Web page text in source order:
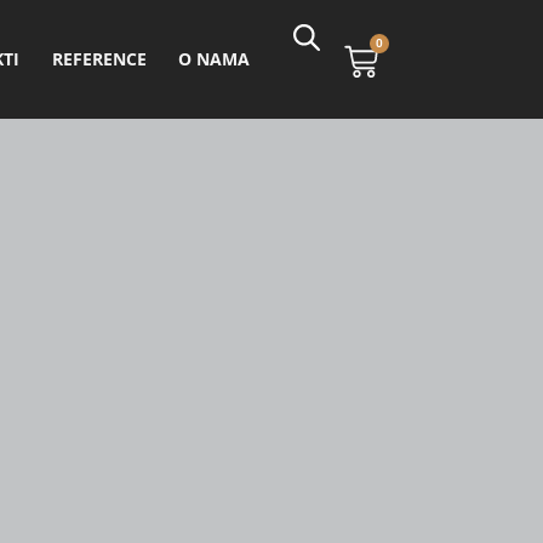
REFERENCE O NAMA
0